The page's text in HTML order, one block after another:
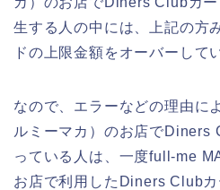
生する人の中には、上記の方
ドの上限金額をオーバーして
なので、エラーなどの理由に
ルミーマカ）のお店でDiners
っている人は、一度full-me
お店で利用したDiners Club